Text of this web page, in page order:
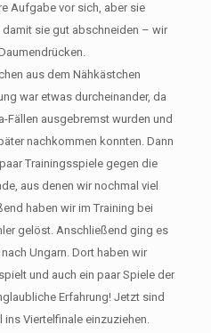
Aufgabe vor sich, aber sie
sie gut abschneiden – wir
aus dem Nähkästchen
war etwas durcheinander, da
Fällen ausgebremst wurden und
nachkommen konnten. Dann
Trainingsspiele gegen die
aus denen wir nochmal viel
haben wir im Training bei
gelöst. Anschließend ging es
Ungarn. Dort haben wir
und auch ein paar Spiele der
Erfahrung! Jetzt sind
ins Viertelfinale einzuziehen.